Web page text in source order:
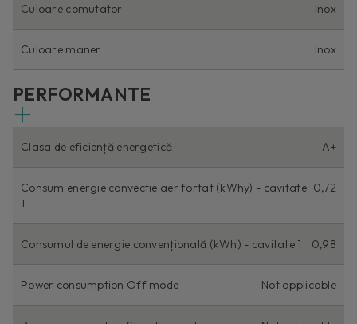
Culoare comutator Inox
Culoare maner Inox
PERFORMANTE
Clasa de eficiență energetică A+
Consum energie convectie aer fortat (kWhy) - cavitate
1
0,72
Consumul de energie convențională (kWh) - cavitate 1 0,98
Power consumption Off mode Not applicable